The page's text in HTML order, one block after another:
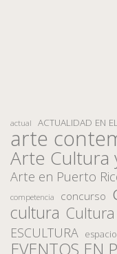
actual ACTUALIDAD EN
arte
Arte Cultura
Arte en Puerto
competencia concurso
cultura
ESCULTURA
EVENTOS EN